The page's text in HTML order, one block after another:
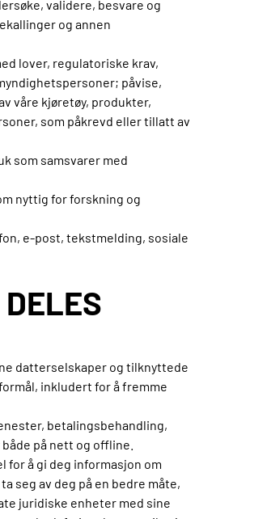
validere, besvare og
og annen
lover, regulatoriske krav,
påvise,
våre kjøretøy, produkter,
som påkrevd eller tillatt av
som samsvarer med
nyttig for forskning og
e-post, tekstmelding, sosiale
datterselskaper og tilknyttede
inkludert for å fremme
betalingsbehandling,
på nett og offline.
for å gi deg informasjon om
seg av deg på en bedre måte,
juridiske enheter med sine